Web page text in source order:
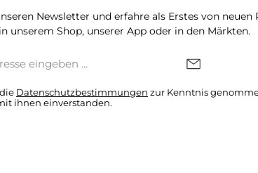
Newsletter und erfahre als Erstes von neuen
unserem Shop, unserer App oder in den Märkten.
Datenschutzbestimmungen zur Kenntnis
ihnen einverstanden.